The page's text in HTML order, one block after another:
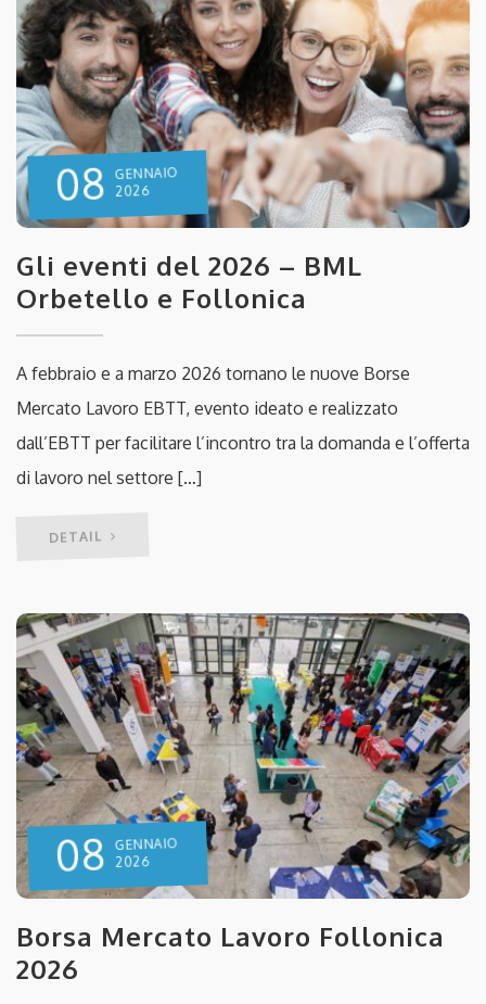
08 GENNAIO
2026
Gli eventi del 2026 – BML
Orbetello e Follonica
A febbraio e a marzo 2026 tornano le nuove Borse
Mercato Lavoro EBTT, evento ideato e realizzato
dall’EBTT per facilitare l’incontro tra la domanda e l’offerta
di lavoro nel settore […]
DETAIL
08 GENNAIO
2026
Borsa Mercato Lavoro Follonica
2026